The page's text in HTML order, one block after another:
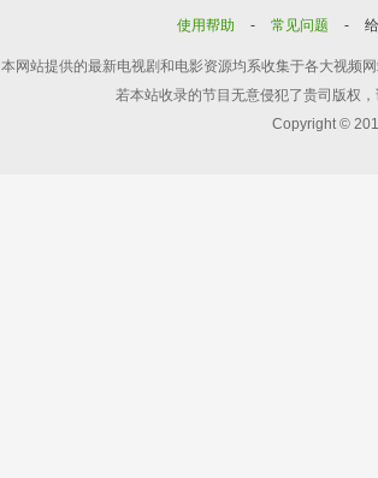
使用帮助 - 常见问题 -
本网站提供的最新电视剧和电影资源均系收集于各大视频
若本站收录的节目无意侵犯了贵司版权
Copyright ©